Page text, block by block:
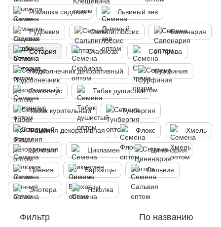
Ромашка садовая Львиный зев
Рудбекия Сальпиглоссис Сапонария
Сетария Скабиоза Сон-трава
Подсолнечник декоративный Сурфиния
Схизантус Табак душистый
Табак курительный Тунбергия
Фацелия декоративная Флокс Хмель
Целозия Цикламен Циненария
Цинния Бархатцы Сальвия
Энотера Ясколка
Фильтр По названию